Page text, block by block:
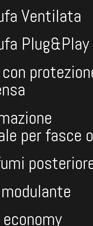
Ventilata
Plug&Play
per fasce